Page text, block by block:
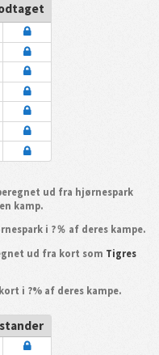
ud fra hjørnespark
kamp.
i ?％ af deres kampe.
ud fra kort som Tigres
i ?% af deres kampe.